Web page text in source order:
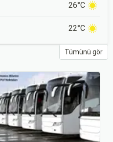
26°C
22°C
Tümünü gör